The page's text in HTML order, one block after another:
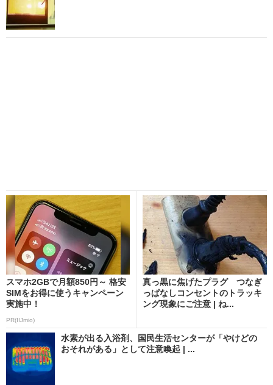
スマホ2GBで月額850円～ 格安
SIMをお得に使うキャンペーン
実施中！
PR(IIJmio)
真っ黒に焦げたプラグ つなぎ
っぱなしコンセントのトラッキ
ング現象にご注意 | ね...
水素が出る入浴剤、国民生活センターが「やけどの
おそれがある」として注意喚起 | ...